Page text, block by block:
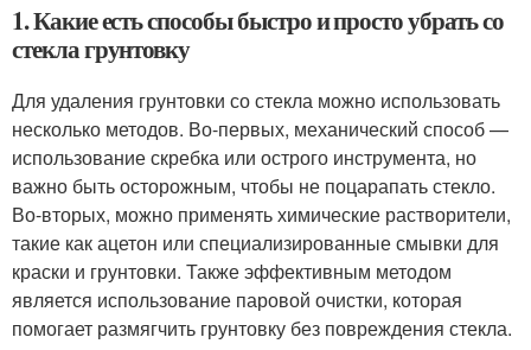
1. Какие есть способы быстро и просто убрать со
стекла грунтовку
Для удаления грунтовки со стекла можно использовать
несколько методов. Во-первых, механический способ —
использование скребка или острого инструмента, но
важно быть осторожным, чтобы не поцарапать стекло.
Во-вторых, можно применять химические растворители,
такие как ацетон или специализированные смывки для
краски и грунтовки. Также эффективным методом
является использование паровой очистки, которая
помогает размягчить грунтовку без повреждения стекла.